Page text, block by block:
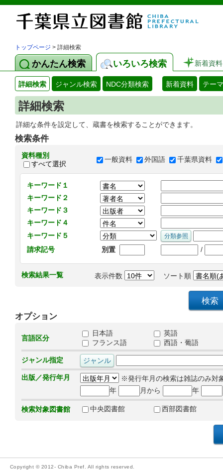
トップページ > 詳細検索
かんたん検索 いろいろ検索 新着資料
詳細検索 ジャンル検索 NDC分類検索 新着資料 テー
詳細検索
詳細な条件を設定して、蔵書を検索することができます。
検索条件
資料種別
すべて選択
一般資料 外国語 千葉県資料
キーワード１
キーワード２
キーワード３
キーワード４
キーワード５
請求記号
別置 /
検索結果一覧 表示件数 ソート順
オプション
言語区分
日本語
英語
フランス語
西語・葡語
ジャンル指定
出版／発行年月
※発行年月の検索は雑誌のみ対
年
月から 年
検索対象図書館 中央図書館 西部図書館
Copyright © 2012- Chiba Pref. All rights reserved.